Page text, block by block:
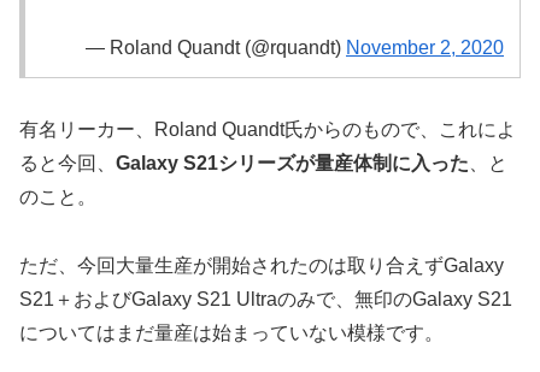
— Roland Quandt (@rquandt) November 2, 2020
有名リーカー、Roland Quandt氏からのもので、これによ
ると今回、 Galaxy S21シリーズが量産体制に入った 、と
のこと。
ただ、今回大量生産が開始されたのは取り合えずGalaxy
S21＋およびGalaxy S21 Ultraのみで、無印のGalaxy S21
についてはまだ量産は始まっていない模様です。